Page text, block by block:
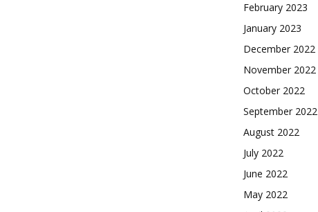
February 2023
January 2023
December 2022
November 2022
October 2022
September 2022
August 2022
July 2022
June 2022
May 2022